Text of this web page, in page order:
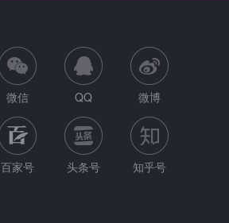
微信 QQ 微博
百家号 头条号 知乎号